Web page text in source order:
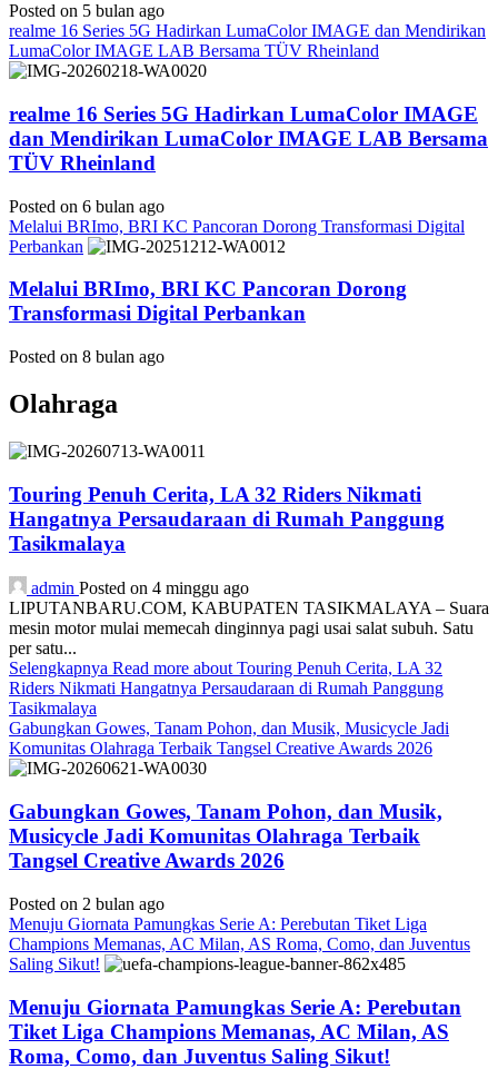
Posted on 5 bulan ago
realme 16 Series 5G Hadirkan LumaColor IMAGE dan Mendirikan
LumaColor IMAGE LAB Bersama TÜV Rheinland
realme 16 Series 5G Hadirkan LumaColor IMAGE
dan Mendirikan LumaColor IMAGE LAB Bersama
TÜV Rheinland
Posted on 6 bulan ago
Melalui BRImo, BRI KC Pancoran Dorong Transformasi Digital
Perbankan
Melalui BRImo, BRI KC Pancoran Dorong
Transformasi Digital Perbankan
Posted on 8 bulan ago
Olahraga
Touring Penuh Cerita, LA 32 Riders Nikmati
Hangatnya Persaudaraan di Rumah Panggung
Tasikmalaya
admin Posted on 4 minggu ago
LIPUTANBARU.COM, KABUPATEN TASIKMALAYA – Suara
mesin motor mulai memecah dinginnya pagi usai salat subuh. Satu
per satu...
Selengkapnya Read more about Touring Penuh Cerita, LA 32
Riders Nikmati Hangatnya Persaudaraan di Rumah Panggung
Tasikmalaya
Gabungkan Gowes, Tanam Pohon, dan Musik, Musicycle Jadi
Komunitas Olahraga Terbaik Tangsel Creative Awards 2026
Gabungkan Gowes, Tanam Pohon, dan Musik,
Musicycle Jadi Komunitas Olahraga Terbaik
Tangsel Creative Awards 2026
Posted on 2 bulan ago
Menuju Giornata Pamungkas Serie A: Perebutan Tiket Liga
Champions Memanas, AC Milan, AS Roma, Como, dan Juventus
Saling Sikut!
Menuju Giornata Pamungkas Serie A: Perebutan
Tiket Liga Champions Memanas, AC Milan, AS
Roma, Como, dan Juventus Saling Sikut!